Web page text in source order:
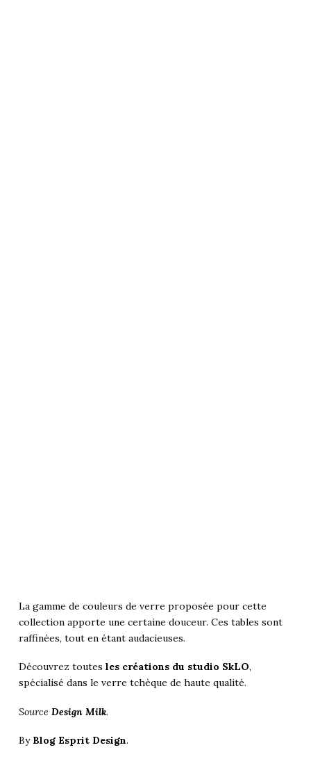
La gamme de couleurs de verre proposée pour cette
collection apporte une certaine douceur. Ces tables sont
raffinées, tout en étant audacieuses.
Découvrez toutes les créations du studio SkLO,
spécialisé dans le verre tchèque de haute qualité.
Source Design Milk.
By Blog Esprit Design.